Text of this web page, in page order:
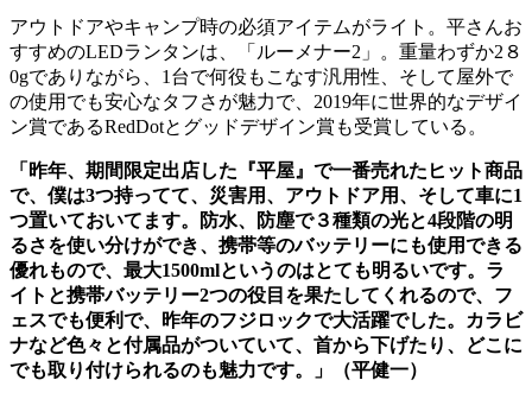
アウトドアやキャンプ時の必須アイテムがライト。平さんお
すすめのLEDランタンは、「ルーメナー2」。重量わずか2８
0gでありながら、1台で何役もこなす汎用性、そして屋外で
の使用でも安心なタフさが魅力で、2019年に世界的なデザイ
ン賞であるRedDotとグッドデザイン賞も受賞している。
「昨年、期間限定出店した『平屋』で一番売れたヒット商品
で、僕は3つ持ってて、災害用、アウトドア用、そして車に1
つ置いておいてます。防水、防塵で３種類の光と4段階の明
るさを使い分けができ、携帯等のバッテリーにも使用できる
優れもので、最大1500mlというのはとても明るいです。ラ
イトと携帯バッテリー2つの役目を果たしてくれるので、フ
ェスでも便利で、昨年のフジロックで大活躍でした。カラビ
ナなど色々と付属品がついていて、首から下げたり、どこに
でも取り付けられるのも魅力です。」（平健一）